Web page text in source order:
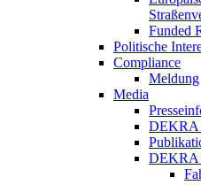
Funded
Politische
Compliance
Meldung
Media
DEKRA
DEKRA